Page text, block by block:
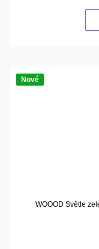
Nové
WOOOD Světle